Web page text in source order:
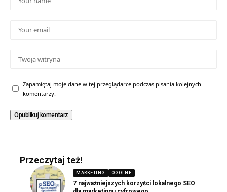
Zapamiętaj moje dane w tej przeglądarce podczas pisania kolejnych
komentarzy.
Przeczytaj też!
MARKETING OGOLNE
7 najważniejszych korzyści lokalnego SEO